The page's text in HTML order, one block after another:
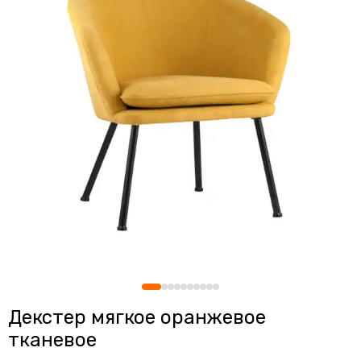
Усиленные кресла (до 250 кг)
Конференц-кресла
Эргономичные кресла
Кресла для домашнего офиса
Офисные кресла Samurai
Офисные кресла Ergolife
Офисные кресла Yoga
Офисные кресла Move
Стулья барные
Реклайнер кресла
Многоместные секции
Ортопедические кресла
Декстер мягкое оранжевое
тканевое